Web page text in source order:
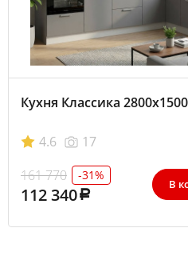
Кухня Классика
4.6
17
161 770
-31%
112 340 В